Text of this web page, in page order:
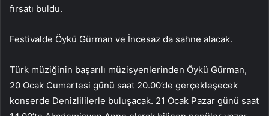
fırsatı buldu.
Festivalde Öykü Gürman ve İncesaz da sahne alacak.
Türk müziğinin başarılı müzisyenlerinden Öykü Gürman,
20 Ocak Cumartesi günü saat 20.00’de gerçekleşecek
konserde Denizlililerle buluşacak. 21 Ocak Pazar günü saat